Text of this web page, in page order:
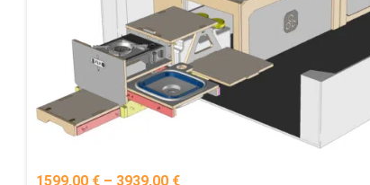
1599,00 € – 3939,00 €